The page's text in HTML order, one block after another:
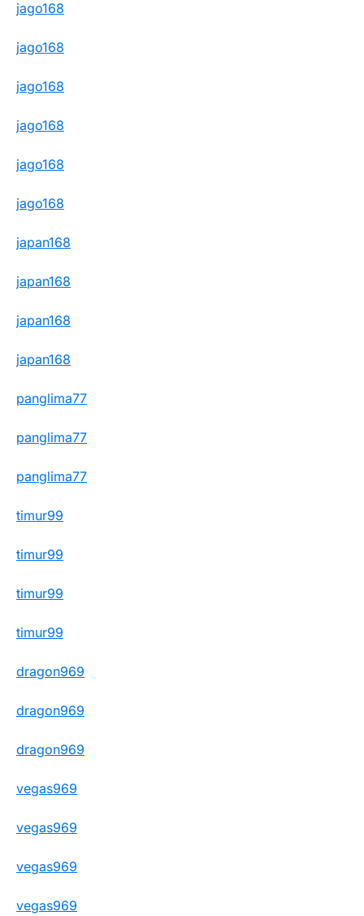
jago168
jago168
jago168
jago168
jago168
jago168
japan168
japan168
japan168
japan168
panglima77
panglima77
panglima77
timur99
timur99
timur99
timur99
dragon969
dragon969
dragon969
vegas969
vegas969
vegas969
vegas969